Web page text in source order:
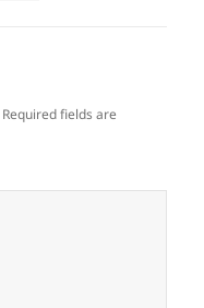
Required fields are